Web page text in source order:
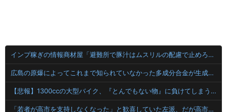
インプ稼ぎの情報商材屋「避難所で豚汁はムスリルの配慮で止めろって言われた」釣られたウヨ「何！許さん！」17万いいね
広島の原爆によってこれまで知られていなかった多成分合金が生成されていたことが判明！
【悲報】1300ccの大型バイク、『とんでもない物』に負けてしまう・・・・
「若者が高市を支持しなくなった」と歓喜していた左派、だが高市内閣が消費税減税を実現した結果……